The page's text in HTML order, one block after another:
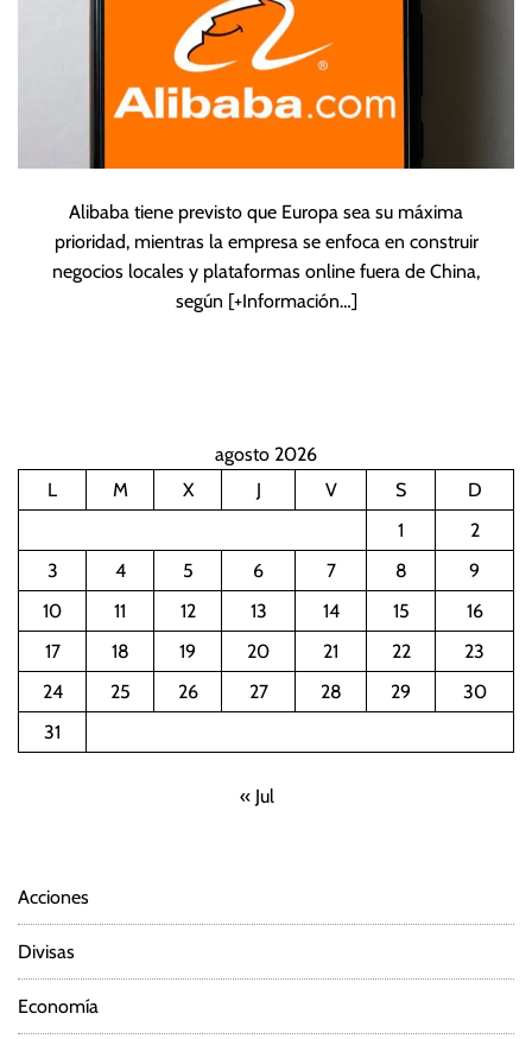
Alibaba tiene previsto que Europa sea su máxima
prioridad, mientras la empresa se enfoca en construir
negocios locales y plataformas online fuera de China,
según [+Información…]
agosto 2026
L
M X J V S
D
1
2
3
4 5 6 7 8
9
10
11 12 13 14 15
16
17
18 19 20 21 22
23
24
25 26 27 28 29
30
31
« Jul
Acciones
Divisas
Economía